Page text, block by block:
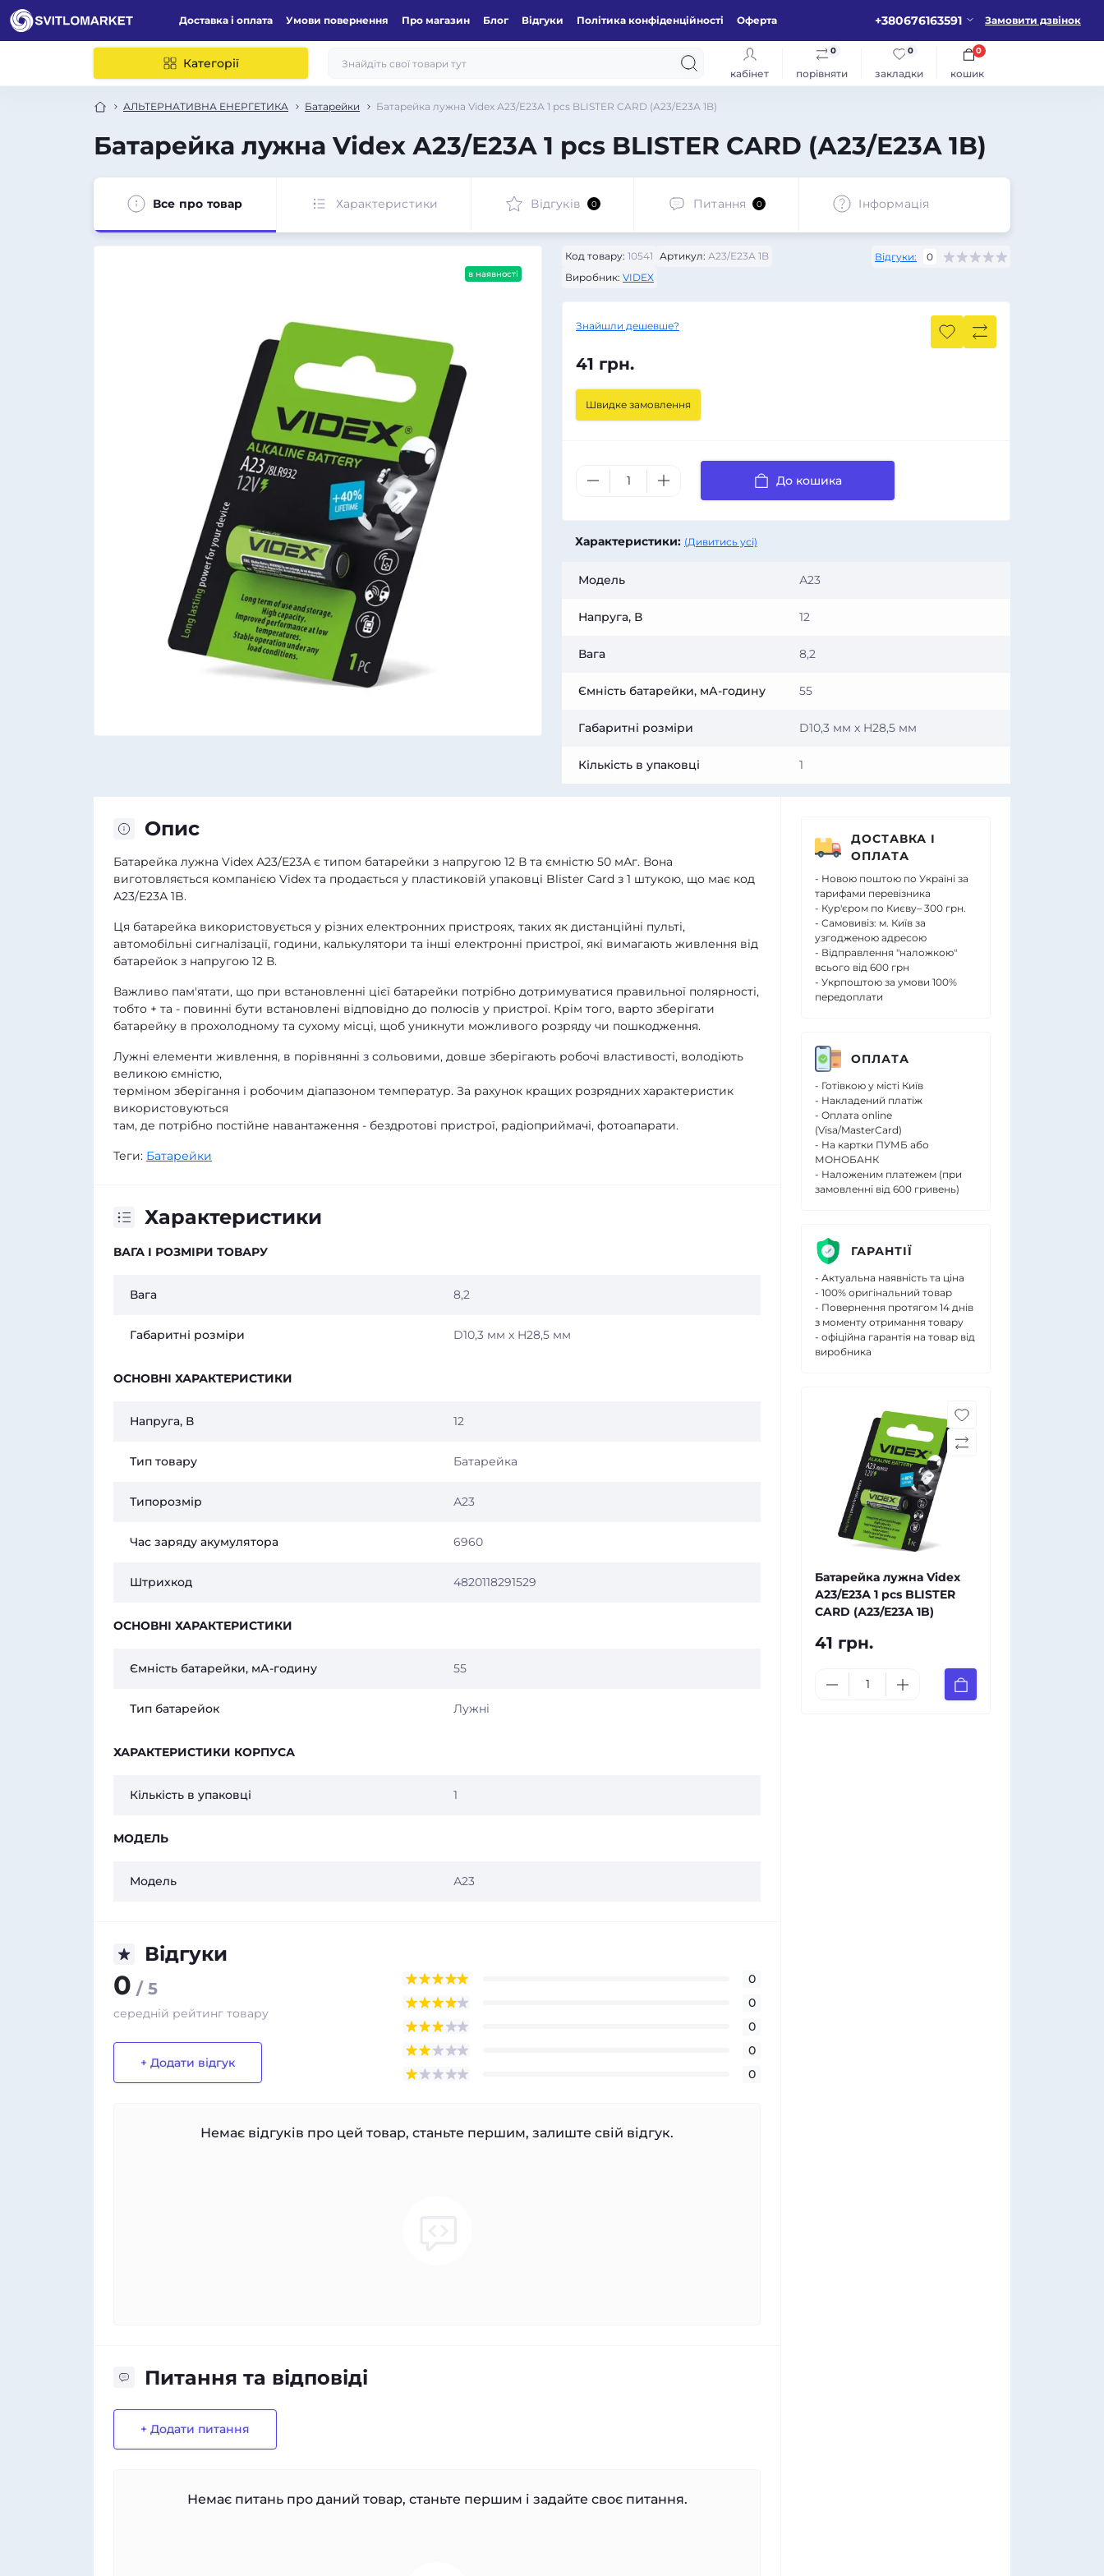
Доставка і оплата Умови повернення Про магазин Блог Відгуки Політика конфіденційності Оферта +380676163591 Замовити дзвінок
Категорії
кабінет порівняти
0
закладки
0
кошик
0
АЛЬТЕРНАТИВНА ЕНЕРГЕТИКА Батарейки Батарейка лужна Videx А23/Е23А 1 pcs BLISTER CARD (А23/Е23А 1B)
Батарейка лужна Videx А23/Е23А 1 pcs BLISTER CARD (А23/Е23А 1B)
Все про товар Характеристики Відгуків 0 Питання 0 Iнформація
в наявності
Код товару: 10541 Артикул: А23/Е23А 1B
Виробник: VIDEX
Відгуки: 0
Знайшли дешевше?
41 грн.
Швидке замовлення
До кошика
Характеристики: (Дивитись усі)
Модель А23
Напруга, В 12
Вага 8,2
Ємність батарейки, мА-годину 55
Габаритні розміри D10,3 мм х H28,5 мм
Кількість в упаковці 1
Опис
Батарейка лужна Videx А23/Е23А є типом батарейки з напругою 12 В та ємністю 50 мАг. Вона
виготовляється компанією Videx та продається у пластиковій упаковці Blister Card з 1 штукою, що має код
А23/Е23А 1B.
Ця батарейка використовується у різних електронних пристроях, таких як дистанційні пульті,
автомобільні сигналізації, години, калькулятори та інші електронні пристрої, які вимагають живлення від
батарейок з напругою 12 В.
Важливо пам'ятати, що при встановленні цієї батарейки потрібно дотримуватися правильної полярності,
тобто + та - повинні бути встановлені відповідно до полюсів у пристрої. Крім того, варто зберігати
батарейку в прохолодному та сухому місці, щоб уникнути можливого розряду чи пошкодження.
Лужні елементи живлення, в порівнянні з сольовими, довше зберігають робочі властивості, володіють
великою ємністю,
терміном зберігання і робочим діапазоном температур. За рахунок кращих розрядних характеристик
використовуються
там, де потрібно постійне навантаження - бездротові пристрої, радіоприймачі, фотоапарати.
Теги: Батарейки
Характеристики
ВАГА І РОЗМІРИ ТОВАРУ
Вага 8,2
Габаритні розміри D10,3 мм х H28,5 мм
ОСНОВНІ ХАРАКТЕРИСТИКИ
Напруга, В 12
Тип товару Батарейка
Типорозмір А23
Час заряду акумулятора 6960
Штрихкод 4820118291529
ОСНОВНІ ХАРАКТЕРИСТИКИ
Ємність батарейки, мА-годину 55
Тип батарейок Лужні
ХАРАКТЕРИСТИКИ КОРПУСА
Кількість в упаковці 1
МОДЕЛЬ
Модель А23
Відгуки
0 / 5
середній рейтинг товару
+ Додати відгук
0
0
0
0
0
Немає відгуків про цей товар, станьте першим, залиште свій відгук.
Питання та відповіді
+ Додати питання
Немає питань про даний товар, станьте першим і задайте своє питання.
ДОСТАВКА І
ОПЛАТА
- Новою поштою по Україні за
тарифами перевізника
- Кур'єром по Києву– 300 грн.
- Самовивіз: м. Київ за
узгодженою адресою
- Відправлення "наложкою"
всього від 600 грн
- Укрпоштою за умови 100%
передоплати
ОПЛАТА
- Готівкою у місті Київ
- Накладений платіж
- Оплата online
(Visa/MasterCard)
- На картки ПУМБ або
МОНОБАНК
- Наложеним платежем (при
замовленні від 600 гривень)
ГАРАНТІЇ
- Актуальна наявність та ціна
- 100% оригінальний товар
- Повернення протягом 14 днів
з моменту отримання товару
- офіційна гарантія на товар від
виробника
Батарейка лужна Videx
А23/Е23А 1 pcs BLISTER
CARD (А23/Е23А 1B)
41 грн.